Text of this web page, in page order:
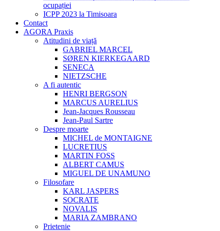
ocupației
ICPP 2023 la Timisoara
Contact
AGORA Praxis
Atitudini de viață
GABRIEL MARCEL
SØREN KIERKEGAARD
SENECA
NIETZSCHE
A fi autentic
HENRI BERGSON
MARCUS AURELIUS
Jean-Jacques Rousseau
Jean-Paul Sartre
Despre moarte
MICHEL de MONTAIGNE
LUCRETIUS
MARTIN FOSS
ALBERT CAMUS
MIGUEL DE UNAMUNO
Filosofare
KARL JASPERS
SOCRATE
NOVALIS
MARIA ZAMBRANO
Prietenie